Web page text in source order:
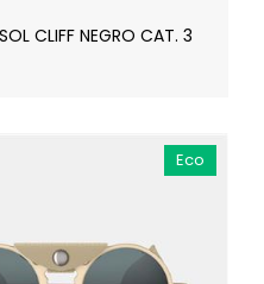
CLIFF NEGRO CAT. 3
Eco